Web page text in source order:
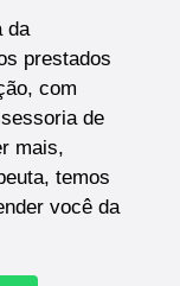
da
prestados
com
de
mais,
temos
você da